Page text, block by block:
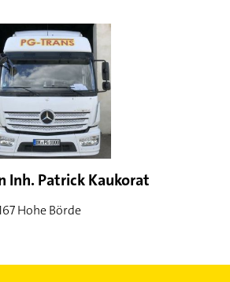
Inh. Patrick Kaukorat
Hohe Börde